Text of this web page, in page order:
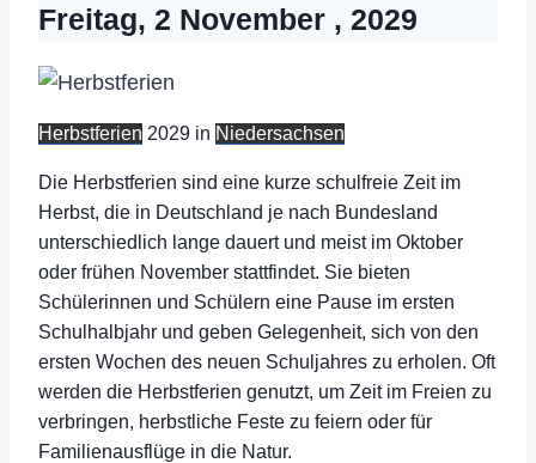
Freitag, 2 November , 2029
Herbstferien 2029 in Niedersachsen
Die Herbstferien sind eine kurze schulfreie Zeit im
Herbst, die in Deutschland je nach Bundesland
unterschiedlich lange dauert und meist im Oktober
oder frühen November stattfindet. Sie bieten
Schülerinnen und Schülern eine Pause im ersten
Schulhalbjahr und geben Gelegenheit, sich von den
ersten Wochen des neuen Schuljahres zu erholen. Oft
werden die Herbstferien genutzt, um Zeit im Freien zu
verbringen, herbstliche Feste zu feiern oder für
Familienausflüge in die Natur.